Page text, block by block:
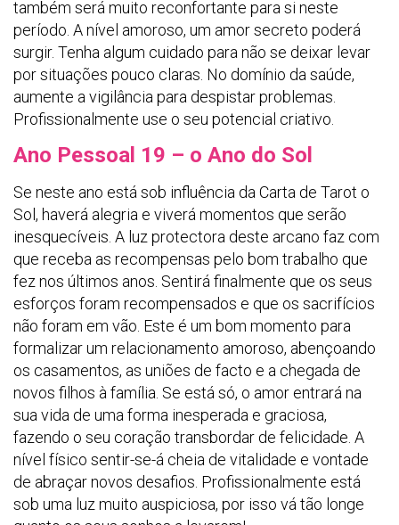
também será muito reconfortante para si neste
período. A nível amoroso, um amor secreto poderá
surgir. Tenha algum cuidado para não se deixar levar
por situações pouco claras. No domínio da saúde,
aumente a vigilância para despistar problemas.
Profissionalmente use o seu potencial criativo.
Ano Pessoal 19 – o Ano do Sol
Se neste ano está sob influência da Carta de Tarot o
Sol, haverá alegria e viverá momentos que serão
inesquecíveis. A luz protectora deste arcano faz com
que receba as recompensas pelo bom trabalho que
fez nos últimos anos. Sentirá finalmente que os seus
esforços foram recompensados e que os sacrifícios
não foram em vão. Este é um bom momento para
formalizar um relacionamento amoroso, abençoando
os casamentos, as uniões de facto e a chegada de
novos filhos à família. Se está só, o amor entrará na
sua vida de uma forma inesperada e graciosa,
fazendo o seu coração transbordar de felicidade. A
nível físico sentir-se-á cheia de vitalidade e vontade
de abraçar novos desafios. Profissionalmente está
sob uma luz muito auspiciosa, por isso vá tão longe